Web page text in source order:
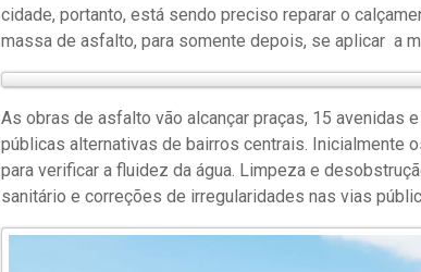
cidade, portanto, está sendo preciso reparar o
massa de asfalto, para somente depois, se aplicar a
As obras de asfalto vão alcançar praças, 15 avenidas
públicas alternativas de bairros centrais. Inicialmente
para verificar a fluidez da água. Limpeza e
sanitário e correções de irregularidades nas vias